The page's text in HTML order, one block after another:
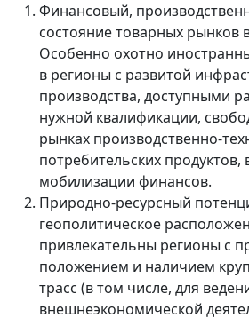
Финансовый,
состояние товарных рынков
Особенно охотно
в регионы с развитой
производства, доступными
нужной квалификации,
рынках производственно-
потребительских
мобилизации финансов.
Природно-ресурсный
геополитическое
привлекательны регионы с
положением и наличием
трасс (в том числе, для
внешнеэкономической